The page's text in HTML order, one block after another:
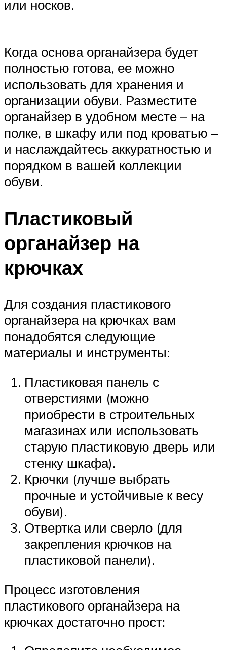
или носков.
Когда основа органайзера будет
полностью готова, ее можно
использовать для хранения и
организации обуви. Разместите
органайзер в удобном месте – на
полке, в шкафу или под кроватью –
и наслаждайтесь аккуратностью и
порядком в вашей коллекции
обуви.
Пластиковый
органайзер на
крючках
Для создания пластикового
органайзера на крючках вам
понадобятся следующие
материалы и инструменты:
Пластиковая панель с
отверстиями (можно
приобрести в строительных
магазинах или использовать
старую пластиковую дверь или
стенку шкафа).
Крючки (лучше выбрать
прочные и устойчивые к весу
обуви).
Отвертка или сверло (для
закрепления крючков на
пластиковой панели).
Процесс изготовления
пластикового органайзера на
крючках достаточно прост: